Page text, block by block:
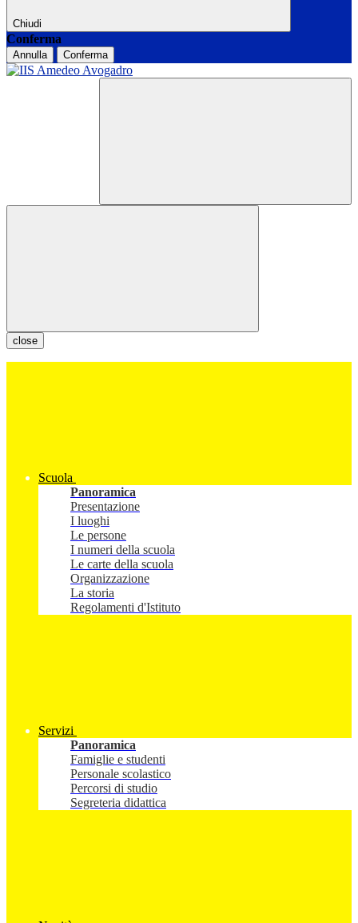
Chiudi
Conferma
Annulla Conferma
close
Scuola
Panoramica
Presentazione
I luoghi
Le persone
I numeri della scuola
Le carte della scuola
Organizzazione
La storia
Regolamenti d'Istituto
Servizi
Panoramica
Famiglie e studenti
Personale scolastico
Percorsi di studio
Segreteria didattica